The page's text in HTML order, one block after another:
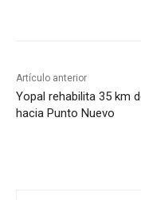
Artículo anterior
Yopal rehabilita 35 km
hacia Punto Nuevo